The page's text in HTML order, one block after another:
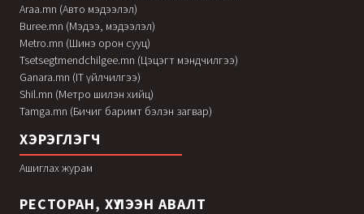
Araa.mn (Авто мэдээлэл)
Buree.mn (Мэдээ, мэдээлэл)
Metro.mn (Шинэ орон сууц)
Tsetsegtmendchilgee.mn (Цэцэгт мэндчилгээ)
Ganara.mn (IT үйлчилгээ)
Shil.mn (Метро шилэн хийц)
Tamga.mn (Бичиг баримт бэлэн загвар)
ХЭРЭГЛЭГЧ
Ашиглах журам
РЕСТОРАН, ХҮЛЭЭН АВАЛТ